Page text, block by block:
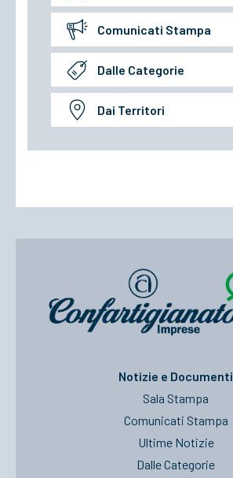
Comunicati Stampa
Dalle Categorie
Dai Territori
Notizie e Documenti
Sala Stampa
Comunicati Stampa
Ultime Notizie
Dalle Categorie